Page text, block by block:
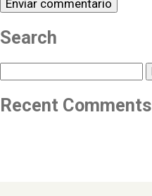
Search
Recent Comments